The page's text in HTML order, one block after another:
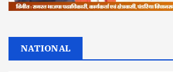
NATIONAL